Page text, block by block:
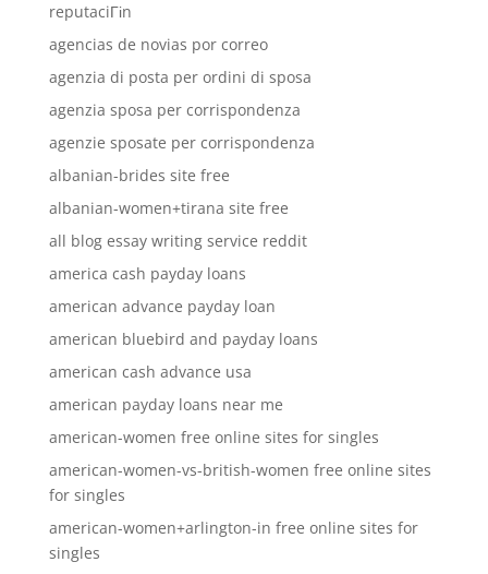
reputaciГіn
agencias de novias por correo
agenzia di posta per ordini di sposa
agenzia sposa per corrispondenza
agenzie sposate per corrispondenza
albanian-brides site free
albanian-women+tirana site free
all blog essay writing service reddit
america cash payday loans
american advance payday loan
american bluebird and payday loans
american cash advance usa
american payday loans near me
american-women free online sites for singles
american-women-vs-british-women free online sites
for singles
american-women+arlington-in free online sites for
singles